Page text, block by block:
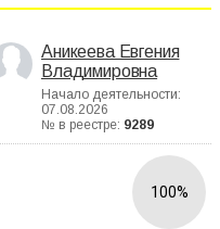
Аникеева Евгения
Владимировна
Начало деятельности:
07.08.2026
№ в реестре: 9289
100%